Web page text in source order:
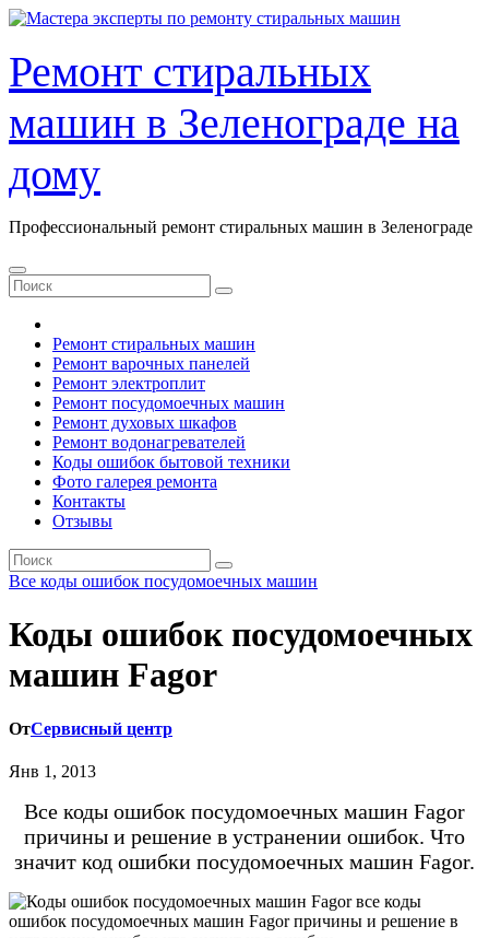
Перейти
содержанию
Ремонт стиральных
машин в Зеленограде на
дому
Профессиональный ремонт стиральных машин в Зеленограде
Ремонт стиральных машин
Ремонт варочных панелей
Ремонт электроплит
Ремонт посудомоечных машин
Ремонт духовых шкафов
Ремонт водонагревателей
Коды ошибок бытовой техники
Фото галерея ремонта
Контакты
Отзывы
Все коды ошибок посудомоечных машин
Коды ошибок посудомоечных
машин Fagor
ОтСервисный центр
Янв 1, 2013
Все коды ошибок посудомоечных машин Fagor
причины и решение в устранении ошибок. Что
значит код ошибки посудомоечных машин Fagor.